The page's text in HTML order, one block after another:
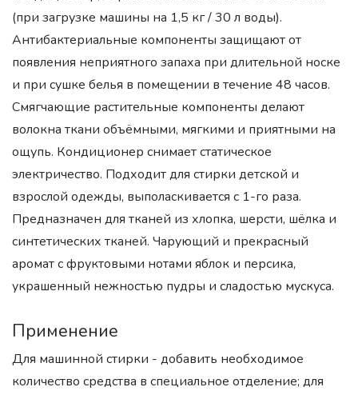
(при загрузке машины на 1,5 кг / 30 л воды).
Антибактериальные компоненты защищают от
появления неприятного запаха при длительной носке
и при сушке белья в помещении в течение 48 часов.
Смягчающие растительные компоненты делают
волокна ткани объёмными, мягкими и приятными на
ощупь. Кондиционер снимает статическое
электричество. Подходит для стирки детской и
взрослой одежды, выполаскивается с 1-го раза.
Предназначен для тканей из хлопка, шерсти, шёлка и
синтетических тканей. Чарующий и прекрасный
аромат с фруктовыми нотами яблок и персика,
украшенный нежностью пудры и сладостью мускуса.
Применение
Для машинной стирки - добавить необходимое
количество средства в специальное отделение; для